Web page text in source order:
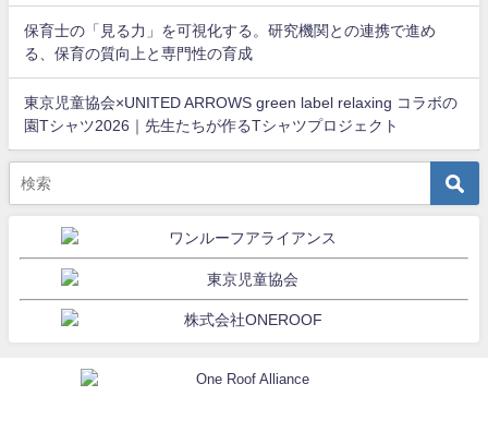
保育士の「見る力」を可視化する。研究機関との連携で進め
る、保育の質向上と専門性の育成
東京児童協会×UNITED ARROWS green label relaxing コラボの
園Tシャツ2026｜先生たちが作るTシャツプロジェクト